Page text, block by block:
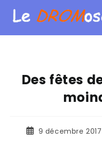
Des fêtes
9 décembre 2017